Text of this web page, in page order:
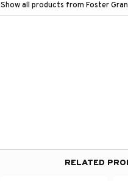
Show all products from Foster
RELATED